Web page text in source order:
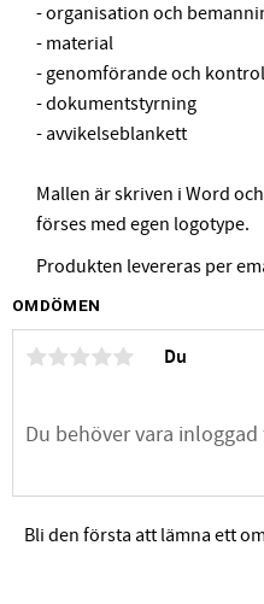
- organisation och
- material
- genomförande och
- dokumentstyrning
- avvikelseblankett
Mallen är skriven i Word
förses med egen logotype.
Produkten levereras per
OMDÖMEN
Du
Bli den första att lämna ett